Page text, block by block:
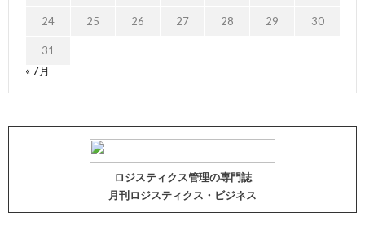
24 25 26 27 28 29 30
31
« 7月
ロジスティクス管理の専門誌
月刊ロジスティクス・ビジネス